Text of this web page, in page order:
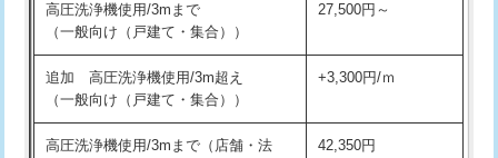
追加人工 16,500円
廃棄・処分
※給水管工事は20mmまでの価格です。
給水管工事※（バンド止め)
給水管工事※（支持金具設置) 5,500円
給水管工事※（保温材使用（バンド止
め込み）)
5,500円
高圧洗浄機使用/3mまで
（一般向け（戸建て・集合））
27,500円～
追加 高圧洗浄機使用/3m超え
（一般向け（戸建て・集合））
+3,300円/ｍ
高圧洗浄機使用/3mまで（店舗・法
42,350円